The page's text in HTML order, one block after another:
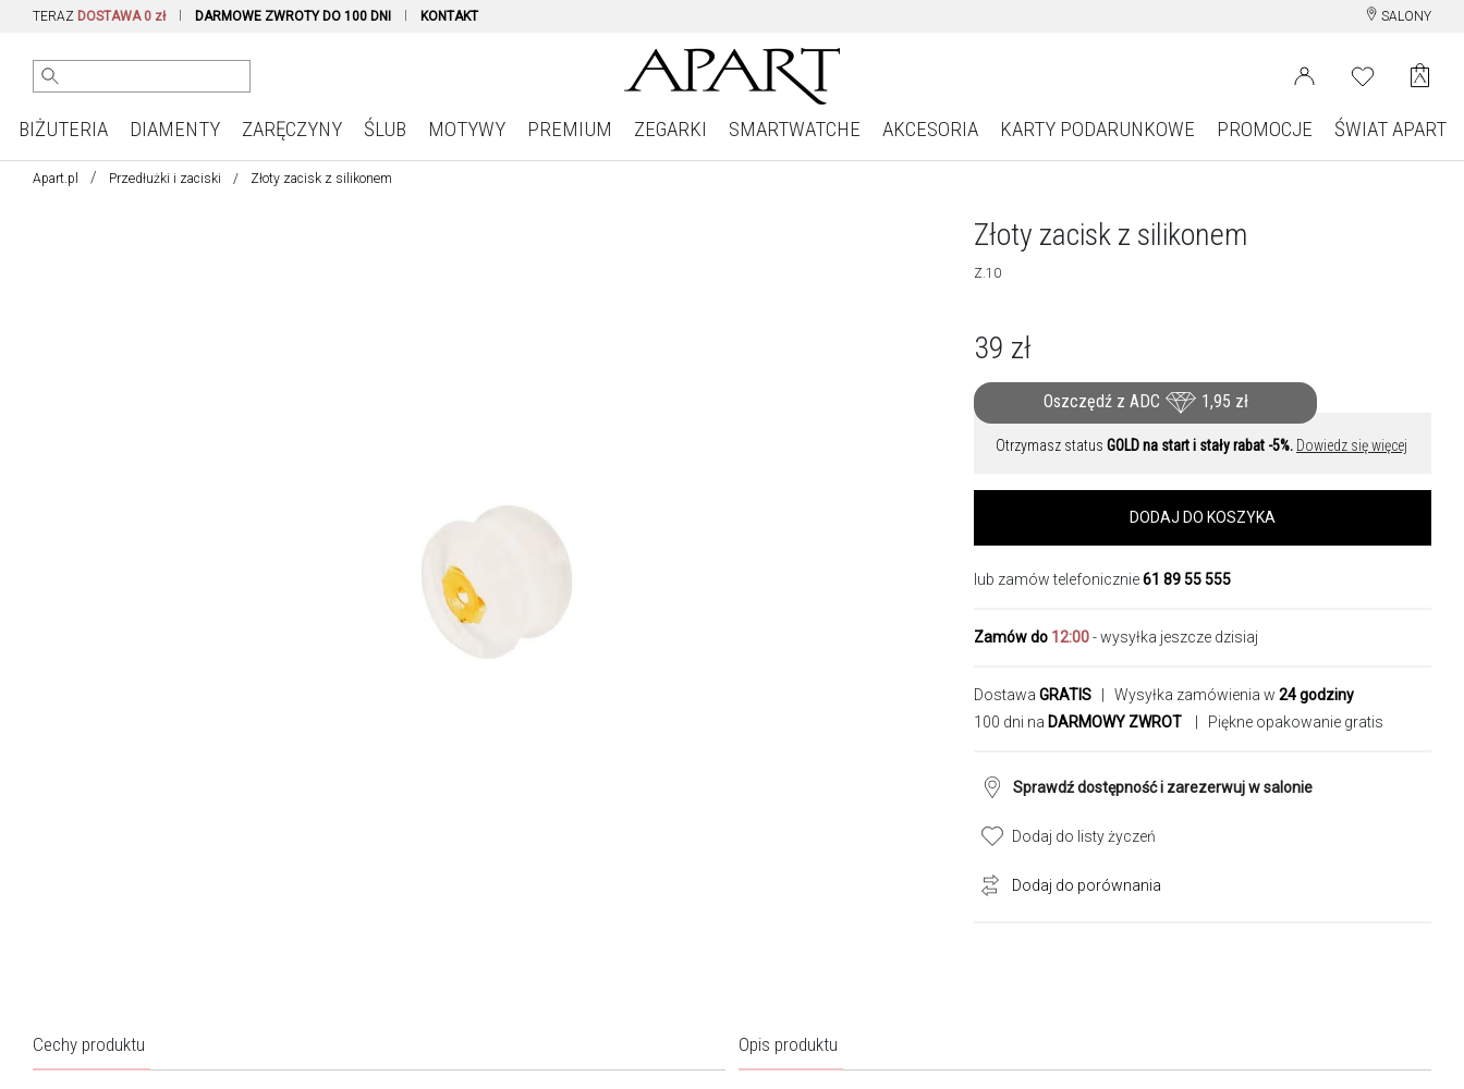
TERAZ DOSTAWA 0 zł DARMOWE ZWROTY DO 100 DNI KONTAKT SALONY
BIŻUTERIA DIAMENTY ZARĘCZYNY ŚLUB MOTYWY PREMIUM ZEGARKI SMARTWATCHE AKCESORIA KARTY PODARUNKOWE PROMOCJE ŚWIAT APART
Apart.pl Przedłużki i zaciski Złoty zacisk z silikonem
Złoty zacisk z silikonem
Z.10
39 zł
Oszczędź z ADC 1,95 zł
Otrzymasz status GOLD na start i stały rabat -5%. Dowiedz się więcej
DODAJ DO KOSZYKA
lub zamów telefonicznie61 89 55 555
Zamów do 12:00- wysyłka jeszcze dzisiaj
Dostawa GRATIS | Wysyłka zamówienia w 24 godziny
100 dni na DARMOWY ZWROT | Piękne opakowanie gratis
Sprawdź dostępność i zarezerwuj w salonie
Dodaj do listy życzeń
Dodaj do porównania
Cechy produktu Opis produktu